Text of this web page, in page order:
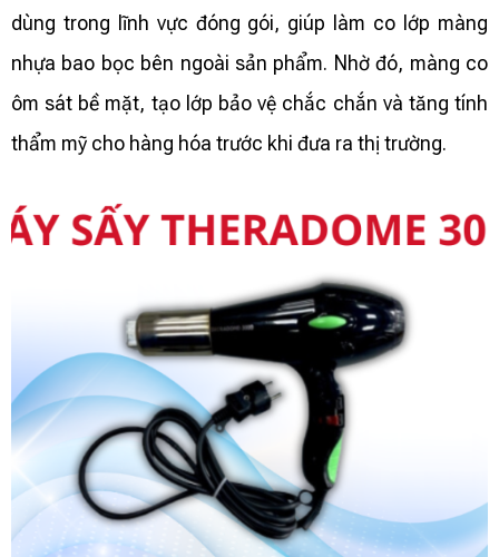
dùng trong lĩnh vực đóng gói, giúp làm co lớp màng
nhựa bao bọc bên ngoài sản phẩm. Nhờ đó, màng co
ôm sát bề mặt, tạo lớp bảo vệ chắc chắn và tăng tính
thẩm mỹ cho hàng hóa trước khi đưa ra thị trường.